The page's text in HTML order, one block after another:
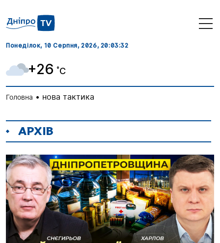
Понеділок, 10 Серпня, 2026, 20:03:32
+26 ˚C
Головна • нова тактика
АРХІВ